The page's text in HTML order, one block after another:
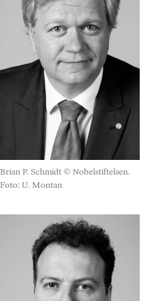
Brian P. Schmidt © Nobelstiftelsen.
Foto: U. Montan